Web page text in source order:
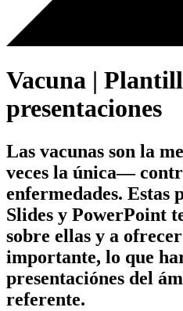
Vacuna |
presentaciones
Las vacunas son la
veces la única—
enfermedades. Estas
Slides y PowerPoint
sobre ellas y a
importante, lo que
presentaciónes del
referente.